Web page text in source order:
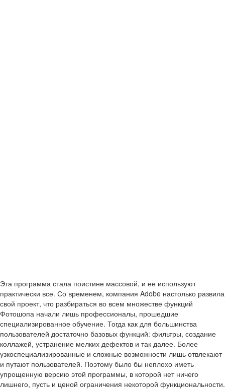
Эта программа стала поистине массовой, и ее используют
практически все. Со временем, компания Adobe настолько развила
свой проект, что разбираться во всем множестве функций
Фотошопа начали лишь профессионалы, прошедшие
специализированное обучение. Тогда как для большинства
пользователей достаточно базовых функций: фильтры, создание
коллажей, устранение мелких дефектов и так далее. Более
узкоспециализированные и сложные возможности лишь отвлекают
и путают пользователей. Поэтому было бы неплохо иметь
упрощенную версию этой программы, в которой нет ничего
лишнего, пусть и ценой ограничения некоторой функциональности.